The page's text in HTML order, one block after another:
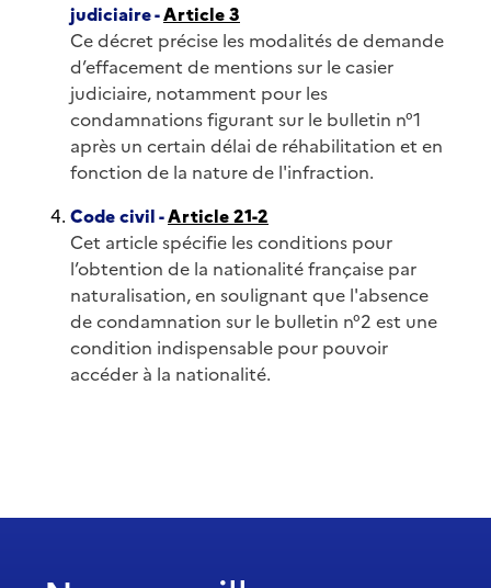
judiciaire -Article 3
Ce décret précise les modalités de demande
d’effacement de mentions sur le casier
judiciaire, notamment pour les
condamnations figurant sur le bulletin n°1
après un certain délai de réhabilitation et en
fonction de la nature de l'infraction.
Code civil -Article 21-2
Cet article spécifie les conditions pour
l’obtention de la nationalité française par
naturalisation, en soulignant que l'absence
de condamnation sur le bulletin n°2 est une
condition indispensable pour pouvoir
accéder à la nationalité.